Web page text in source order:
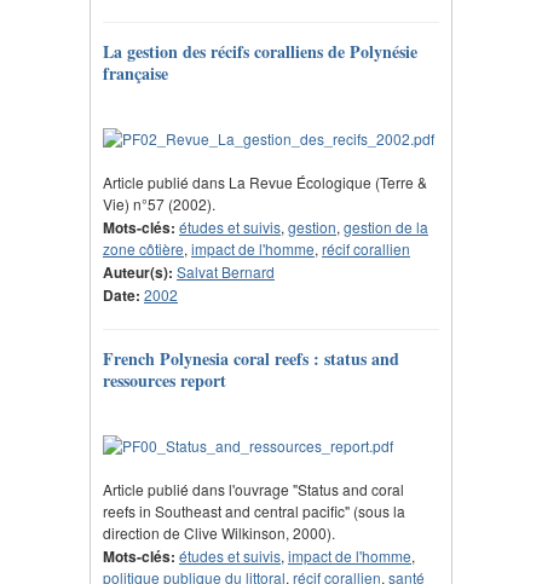
La gestion des récifs coralliens de Polynésie
française
Article publié dans La Revue Écologique (Terre &
Vie) n°57 (2002).
Mots-clés: études et suivis, gestion, gestion de la
zone côtière, impact de l'homme, récif corallien
Auteur(s): Salvat Bernard
Date: 2002
French Polynesia coral reefs : status and
ressources report
Article publié dans l'ouvrage "Status and coral
reefs in Southeast and central pacific" (sous la
direction de Clive Wilkinson, 2000).
Mots-clés: études et suivis, impact de l'homme,
politique publique du littoral, récif corallien, santé